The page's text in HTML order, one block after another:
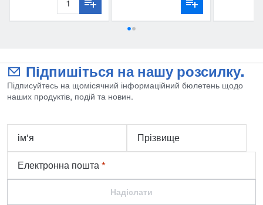
Підпишіться на нашу розсилку.
Підписуйтесь на щомісячний інформаційний бюлетень щодо
наших продуктів, подій та новин.
ім'я
Прізвище
Електронна пошта*
Надіслати